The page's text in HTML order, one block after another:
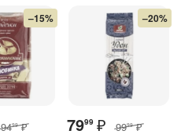
–15%
9499 ₽
–20%
7999 ₽ 9999 ₽